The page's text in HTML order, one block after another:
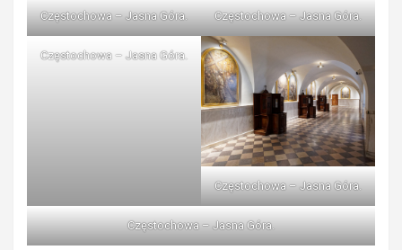
Częstochowa – Jasna Góra. Częstochowa – Jasna Góra.
Częstochowa – Jasna Góra.
Częstochowa – Jasna Góra.
Częstochowa – Jasna Góra.